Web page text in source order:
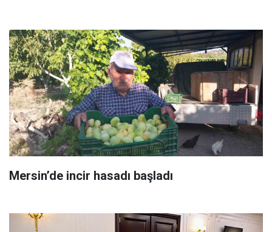
Mersin’de incir hasadı başladı